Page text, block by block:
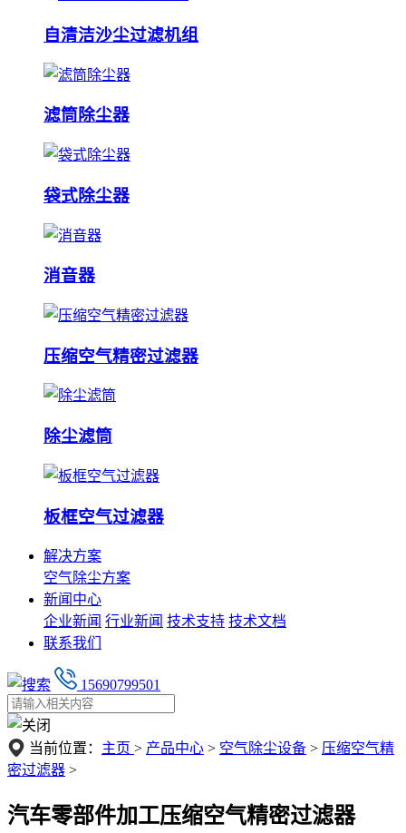
自清洁沙尘过滤机组
滤筒除尘器
袋式除尘器
消音器
压缩空气精密过滤器
除尘滤筒
板框空气过滤器
解决方案
空气除尘方案
新闻中心
企业新闻 行业新闻 技术支持 技术文档
联系我们
15690799501
当前位置： 主页 > 产品中心 > 空气除尘设备 > 压缩空气精
密过滤器 >
汽车零部件加工压缩空气精密过滤器